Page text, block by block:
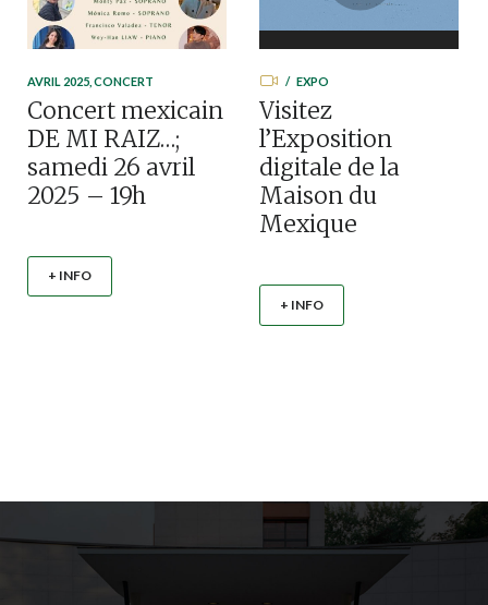
AVRIL 2025 CONCERT
Concert mexicain
DE MI RAIZ…;
samedi 26 avril
2025 – 19h
+ INFO
EXPO
Visitez
l’Exposition
digitale de la
Maison du
Mexique
+ INFO